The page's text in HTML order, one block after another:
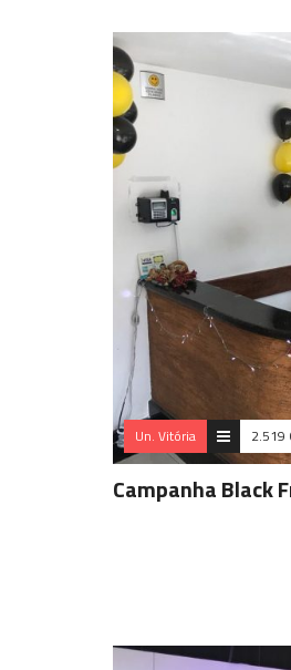
Un. Vitória 2.519
Campanha Black